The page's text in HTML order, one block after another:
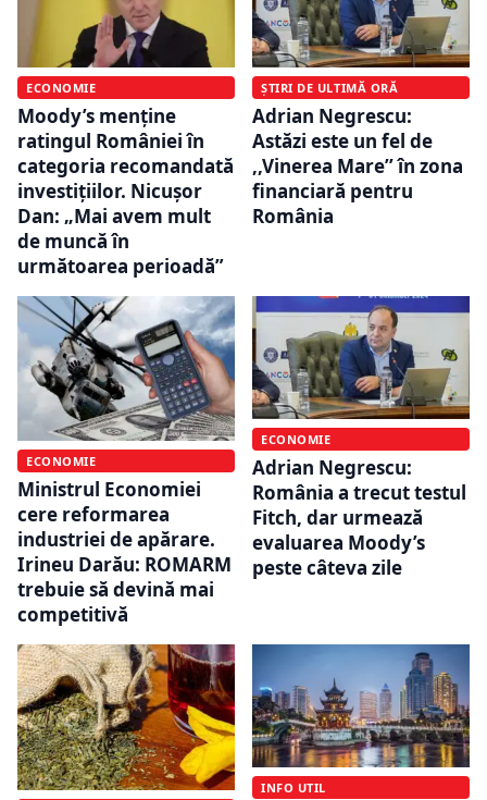
ECONOMIE
Moody’s menține
ratingul României în
categoria recomandată
investițiilor. Nicușor
Dan: „Mai avem mult
de muncă în
următoarea perioadă”
ȘTIRI DE ULTIMĂ ORĂ
Adrian Negrescu:
Astăzi este un fel de
,,Vinerea Mare’’ în zona
financiară pentru
România
ECONOMIE
Ministrul Economiei
cere reformarea
industriei de apărare.
Irineu Darău: ROMARM
trebuie să devină mai
competitivă
ECONOMIE
Adrian Negrescu:
România a trecut testul
Fitch, dar urmează
evaluarea Moody’s
peste câteva zile
INFO UTIL